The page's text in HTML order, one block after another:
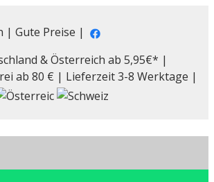
| Gute Preise |
& Österreich ab 5,95€* |
ab 80 € | Lieferzeit 3-8 Werktage |